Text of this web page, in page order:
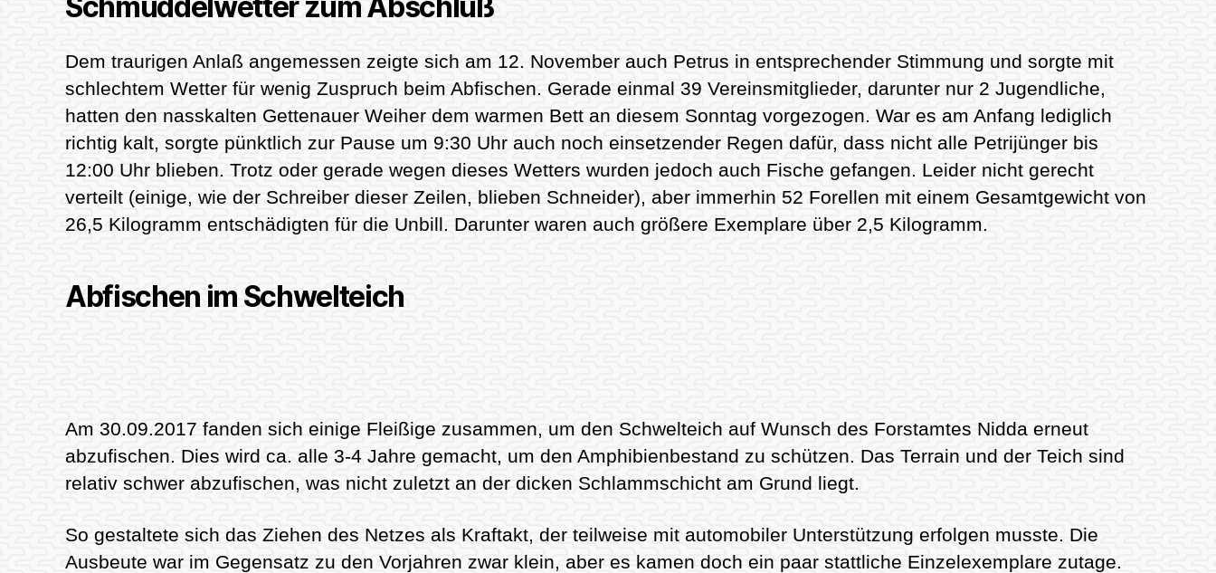
Dem traurigen Anlaß angemessen zeigte sich am 12. November auch Petrus in entsprechender Stimmung und sorgte mit
schlechtem Wetter für wenig Zuspruch beim Abfischen. Gerade einmal 39 Vereinsmitglieder, darunter nur 2 Jugendliche,
hatten den nasskalten Gettenauer Weiher dem warmen Bett an diesem Sonntag vorgezogen. War es am Anfang lediglich
richtig kalt, sorgte pünktlich zur Pause um 9:30 Uhr auch noch einsetzender Regen dafür, dass nicht alle Petrijünger bis
12:00 Uhr blieben. Trotz oder gerade wegen dieses Wetters wurden jedoch auch Fische gefangen. Leider nicht gerecht
verteilt (einige, wie der Schreiber dieser Zeilen, blieben Schneider), aber immerhin 52 Forellen mit einem Gesamtgewicht von
26,5 Kilogramm entschädigten für die Unbill. Darunter waren auch größere Exemplare über 2,5 Kilogramm.
Abfischen im Schwelteich
Am 30.09.2017 fanden sich einige Fleißige zusammen, um den Schwelteich auf Wunsch des Forstamtes Nidda erneut
abzufischen. Dies wird ca. alle 3-4 Jahre gemacht, um den Amphibienbestand zu schützen. Das Terrain und der Teich sind
relativ schwer abzufischen, was nicht zuletzt an der dicken Schlammschicht am Grund liegt.
So gestaltete sich das Ziehen des Netzes als Kraftakt, der teilweise mit automobiler Unterstützung erfolgen musste. Die
Ausbeute war im Gegensatz zu den Vorjahren zwar klein, aber es kamen doch ein paar stattliche Einzelexemplare zutage.